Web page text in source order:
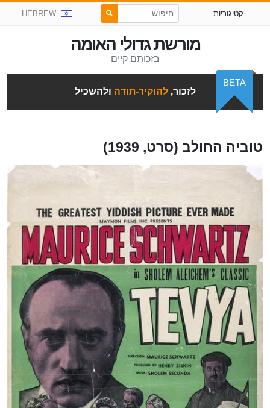
קטיגוריות HEBREW
מורשת גדולי האומה
בזכותם קיים
לזכור,להוקיר-תודה ולהשכיל
BETA
טוביה החולב (סרט, 1939)